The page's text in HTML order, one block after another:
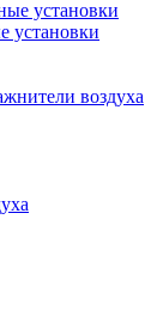
установки
воздуха